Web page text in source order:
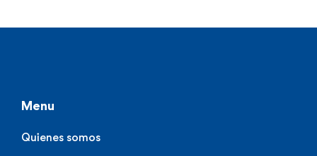
Menu
Quienes somos